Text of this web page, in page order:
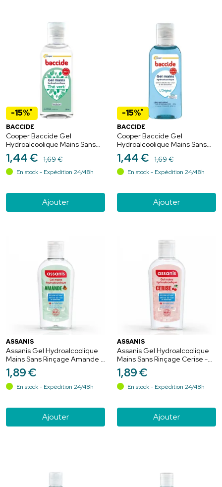
-15%*
BACCIDE
Cooper Baccide Gel
Hydroalcoolique Mains Sans
Rinçage Thé Vert - 30ml
1,44€ 1,69€
En stock - Expédition 24/48h
Ajouter
-15%*
BACCIDE
Cooper Baccide Gel
Hydroalcoolique Mains Sans
Rinçage Parfum Classique -
30ml
1,44€ 1,69€
En stock - Expédition 24/48h
Ajouter
ASSANIS
Assanis Gel Hydroalcoolique
Mains Sans Rinçage Amande -
80ml
1,89€
En stock - Expédition 24/48h
Ajouter
ASSANIS
Assanis Gel Hydroalcoolique
Mains Sans Rinçage Cerise -
80ml
1,89€
En stock - Expédition 24/48h
Ajouter